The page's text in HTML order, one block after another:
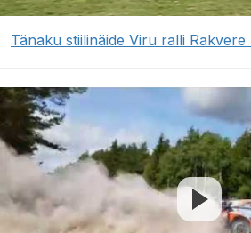
Tänaku stiilinäide Viru ralli Rakvere